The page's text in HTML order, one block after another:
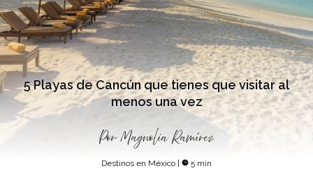
5 Playas de Cancún que tienes que visitar al
menos una vez
Por Magnolia Ramírez
Destinos en México 5 min